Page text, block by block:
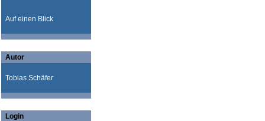
Auf einen Blick
Autor
Tobias Schäfer
Login